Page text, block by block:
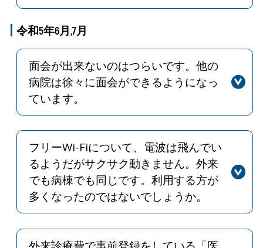
回答
入院中のご不安や、心配事が少しでも
軽減されるよう日々業務を行っており
ます。このようなお褒めの言葉をいた
だけますとソーシャルワーカー全員の
士気が上がります。今後もサービスの
向上を目指し、皆様に寄り添えるソー
シャルワークを実践して参ります。
令和5年6月,7月
面会が出来ないのはつらいです。他の
病院は徐々に面会ができるようになっ
ています。
回答
新型コロナウィルス感染拡大防止のた
め、許可がある場合のみ面会可能とし
ております。患者さんの病状や治療内
容で患者さんごとの対応が異なる場合
がありますので、病棟スタッフにご確
認ください。ご不便をおかけします
が、ご理解とご協力をお願いします。
フリーWi-Fiについて、電波は飛んでい
るようだがサクサク動きません。外来
でも病棟でも同じです。利用する方が
多くなったのではないでしょうか。
回答
ご指摘のとおり、時間帯によって回線
の容量を超える通信が発生しておりま
す。回線増などの対策を引き続き進め